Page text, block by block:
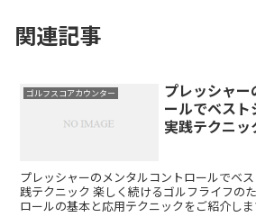
関連記事
ゴルフスコアカウンター
プレッシャ
ールでベスト
実践テクニッ
プレッシャーのメンタルコントロールでベ
践テクニック 楽しく続けるゴルフライフの
ロールの基本と応用テクニックをご紹介し